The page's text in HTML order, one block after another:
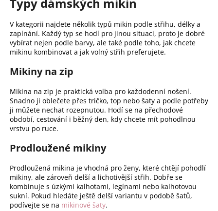
Typy dámských mikin
V kategorii najdete několik typů mikin podle střihu, délky a
zapínání. Každý typ se hodí pro jinou situaci, proto je dobré
vybírat nejen podle barvy, ale také podle toho, jak chcete
mikinu kombinovat a jak volný střih preferujete.
Mikiny na zip
Mikina na zip je praktická volba pro každodenní nošení.
Snadno ji oblečete přes tričko, top nebo šaty a podle potřeby
ji můžete nechat rozepnutou. Hodí se na přechodové
období, cestování i běžný den, kdy chcete mít pohodlnou
vrstvu po ruce.
Prodloužené mikiny
Prodloužená mikina je vhodná pro ženy, které chtějí pohodlí
mikiny, ale zároveň delší a lichotivější střih. Dobře se
kombinuje s úzkými kalhotami, legínami nebo kalhotovou
sukní. Pokud hledáte ještě delší variantu v podobě šatů,
podívejte se na mikinové šaty.